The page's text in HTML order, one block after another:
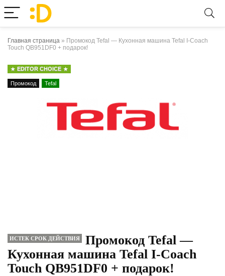
Главная страница » Промокод Tefal — Кухонная машина Tefal I-Coach
Touch QB951DF0 + подарок!
EDITOR CHOICE
Промокод Tefal
ИСТЕК СРОК ДЕЙСТВИЯ
Промокод Tefal —
Кухонная машина Tefal I-Coach
Touch QB951DF0 + подарок!